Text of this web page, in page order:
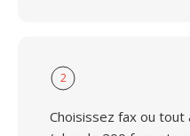
2
Choisissez fax ou